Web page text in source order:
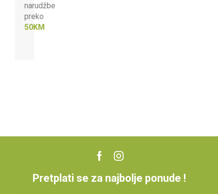
narudžbe
preko
50KM
Pretplati se za najbolje ponude !